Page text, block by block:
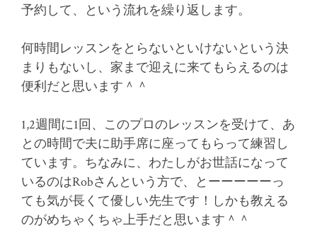
予約して、という流れを繰り返します。
何時間レッスンをとらないといけないという決
まりもないし、家まで迎えに来てもらえるのは
便利だと思います＾＾
1,2週間に1回、このプロのレッスンを受けて、あ
との時間で夫に助手席に座ってもらって練習し
ています。ちなみに、わたしがお世話になって
いるのはRobさんという方で、とーーーーーっ
ても気が長くて優しい先生です！しかも教える
のがめちゃくちゃ上手だと思います＾＾